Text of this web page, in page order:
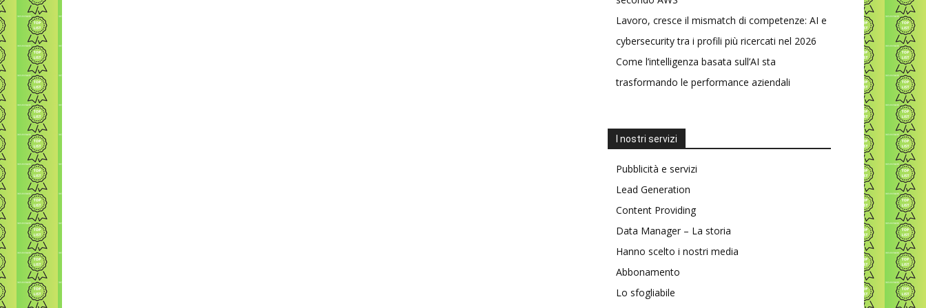
Lavoro, cresce il mismatch di competenze: AI e
cybersecurity tra i profili più ricercati nel 2026
Come l’intelligenza basata sull’AI sta
trasformando le performance aziendali
I nostri servizi
Pubblicità e servizi
Lead Generation
Content Providing
Data Manager – La storia
Hanno scelto i nostri media
Abbonamento
Lo sfogliabile